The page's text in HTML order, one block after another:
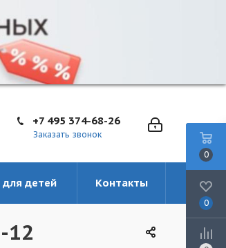
+7 495 374-68-26
Заказать звонок
детей Контакты
12
0
0